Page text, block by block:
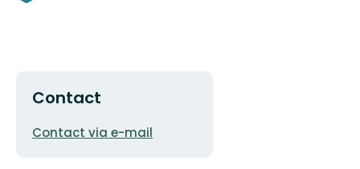
Contact
E-
Contact via e-mail